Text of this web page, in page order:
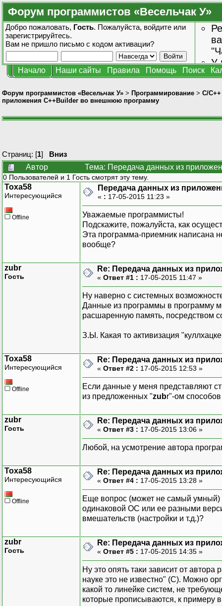
Форум программистов «Весельчак У»
Добро пожаловать, Гость. Пожалуйста, войдите или
зарегистрируйтесь.
Вам не пришло письмо с кодом активации?
У
Начало Наши сайты Правила Помощь Поиск
Форум программистов «Весельчак У» > Программирование > C/C++
приложения C++Builder во внешнюю программу
Страниц: [1] Вниз
Автор
Тема: Передача данных из
0 Пользователей и 1 Гость смотрят эту тему.
Toxa58
Интересующийся
Offline
Передача данных из
« : 17-05-2015 11:23 »
Уважаемые программисты!
Подскажите, пожалуйста, как
Эта программа-приемник написана
вообще?
zubr
Гость
Re: Передача данных из
« Ответ #1 : 17-05-2015 11:47 »
Ну наверно с системных
Данные из программы в программу
расшаренную память, посредством
З.Ы. Какая то активизация
Toxa58
Интересующийся
Offline
Re: Передача данных из
« Ответ #2 : 17-05-2015 12:53 »
Если данные у меня представляют
из предложенных "zubr"-ом
zubr
Гость
Re: Передача данных из
« Ответ #3 : 17-05-2015 13:06 »
Любой, на усмотрение автора
Toxa58
Интересующийся
Offline
Re: Передача данных из
« Ответ #4 : 17-05-2015 13:28 »
Еще вопрос (может не самый умный)
одинаковой ОС или ее разными
вмешательств (настройки и т.д.)?
zubr
Гость
Re: Передача данных из
« Ответ #5 : 17-05-2015 14:35 »
Ну это опять таки зависит от
науке это не известно" (C). Можно
какой то линейке систем, не
которые прописываются, к примеру